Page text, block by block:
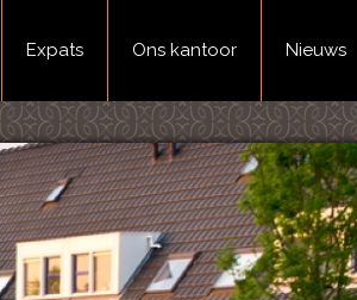
Expats Ons kantoor Nieuws